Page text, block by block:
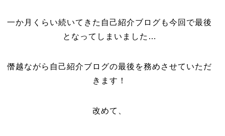
一か月くらい続いてきた自己紹介ブログも今回で最後
となってしまいました…
僭越ながら自己紹介ブログの最後を務めさせていただ
きます！
改めて、